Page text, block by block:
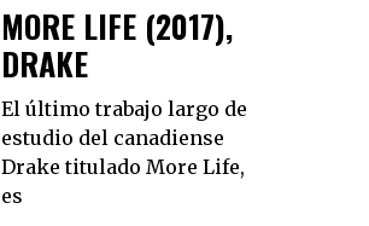
MORE LIFE (2017),
DRAKE
El último trabajo largo de
estudio del canadiense
Drake titulado More Life,
es